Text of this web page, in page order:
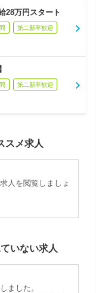
28万円スタート
第二新卒歓迎
第二新卒歓迎
スメ求人
人を閲覧しましょ
いない求人
ました。